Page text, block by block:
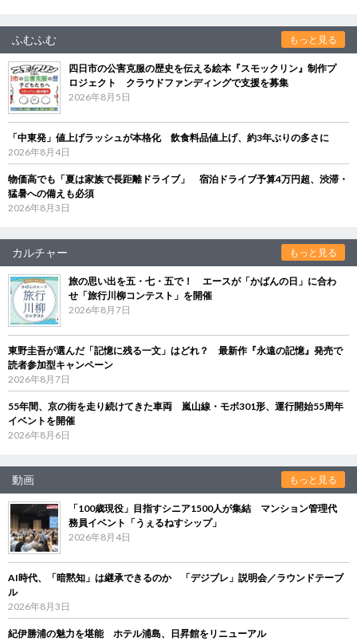
ふむふむ もっと見る
四日市の公害克服の歴史を伝える絵本『スモックリン』制作プ
ロジェクト クラウドファンディングで支援を募集
2026年8月5日
「中東発」値上げラッシュが本格化 飲食料品値上げ、約3年ぶりの多さに
2026年8月4日
物価高でも「夏は家族で長距離ドライブ」 宿泊ドライブ予算4万円超、渋滞・
猛暑への備えも必須
2026年8月3日
カルチャー もっと見る
旅の思い出を五・七・五で！ エースが「かばんの日」に合わ
せ「旅行川柳コンテスト」を開催
2026年8月7日
東野圭吾が選んだ「記憶に残る一文」はどれ？ 最新作『永遠の記憶』発売で
読者参加型キャンペーン
2026年8月7日
55年間、京の街を走り続けてきた車両 嵐山線・モボ301形、運行開始55周年
イベントを開催
2026年8月6日
動画 もっと見る
「100歳現役」目指すシニア1500人が集結 マンション管理代
務員イベント「うぇるねすシップ」
2026年8月4日
AI時代、「暗黙知」は継承できるのか 「デジブレ」説明会／ラウンドテーブ
ル
2026年8月3日
紀伊勝浦の魅力を堪能 ホテル浦島、日昇館をリニューアル